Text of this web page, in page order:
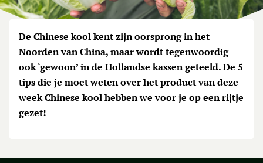
De Chinese kool kent zijn oorsprong in het
Noorden van China, maar wordt tegenwoordig
ook ‘gewoon’ in de Hollandse kassen geteeld. De 5
tips die je moet weten over het product van deze
week Chinese kool hebben we voor je op een rijtje
gezet!